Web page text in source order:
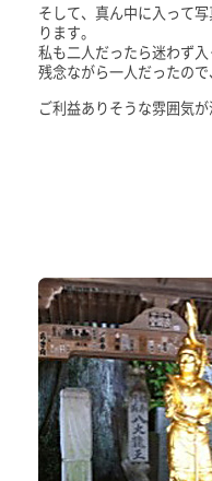
そして、真ん中に入って
ります。
私も二人だったら迷わず
残念ながら一人だったの
ご利益ありそうな雰囲気